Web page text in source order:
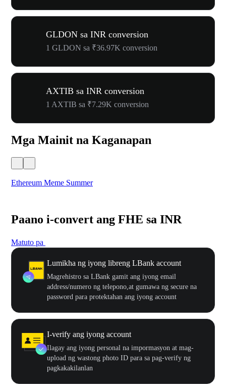
GLDON sa INR conversion
1 GLDON sa ₹36.97K conversion
AXTIB sa INR conversion
1 AXTIB sa ₹7.29K conversion
Mga Mainit na Kaganapan
Ethereum Meme Summer
Paano i-convert ang FHE sa INR
Matuto pa
Lumikha ng iyong libreng LBank account
Magrehistro sa LBank gamit ang iyong email
address/numero ng telepono,at gumawa ng secure na
password para protektahan ang iyong account
I-verify ang iyong account
Ilagay ang iyong personal na impormasyon at mag-
upload ng wastong photo ID para sa pag-verify ng
pagkakakilanlan